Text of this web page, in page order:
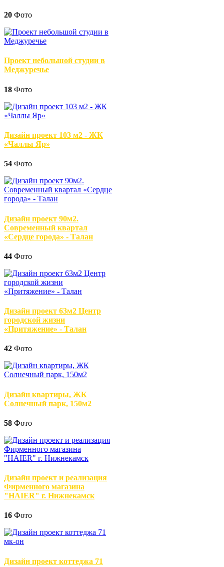
20 Фото
Проект небольшой студии в
Меджуречье
18 Фото
Дизайн проект 103 м2 - ЖК
«Чаллы Яр»
54 Фото
Дизайн проект 90м2.
Современный квартал
«Сердце города» - Талан
44 Фото
Дизайн проект 63м2 Центр
городской жизни
«Притяжение» - Талан
42 Фото
Дизайн квартиры, ЖК
Солнечный парк, 150м2
58 Фото
Дизайн проект и реализация
Фирменного магазина
"HAIER" г. Нижнекамск
16 Фото
Дизайн проект коттеджа 71